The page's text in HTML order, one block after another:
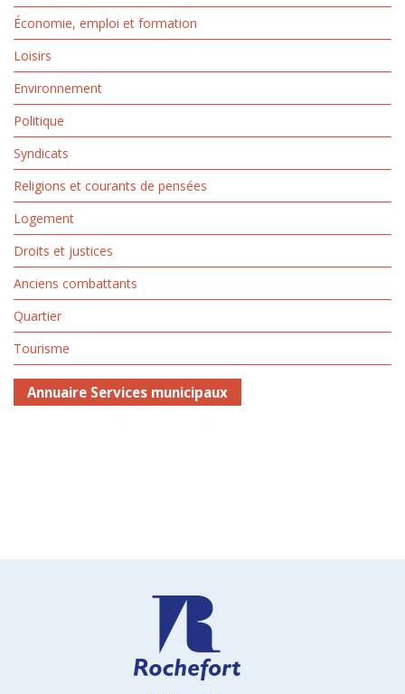
Économie, emploi et formation
Loisirs
Environnement
Politique
Syndicats
Religions et courants de pensées
Logement
Droits et justices
Anciens combattants
Quartier
Tourisme
Annuaire Services municipaux